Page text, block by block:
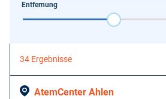
Entfernung
34 Ergebnisse
AtemCenter Ahlen